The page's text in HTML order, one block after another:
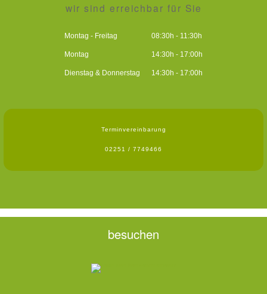
wir sind erreichbar für Sie
Montag - Freitag 08:30h - 11:30h
Montag 14:30h - 17:00h
Dienstag & Donnerstag 14:30h - 17:00h
Terminvereinbarung
02251 / 7749466
besuchen